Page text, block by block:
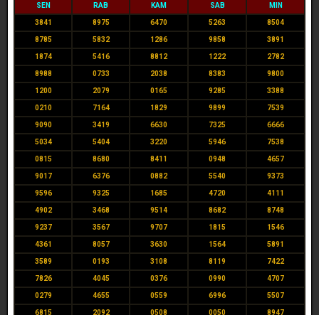
SEN RAB KAM SAB MIN
3841 8975 6470 5263 8504
8785 5832 1286 9858 3891
1874 5416 8812 1222 2782
8988 0733 2038 8383 9800
1200 2079 0165 9285 3388
0210 7164 1829 9899 7539
9090 3419 6630 7325 6666
5034 5404 3220 5946 7538
0815 8680 8411 0948 4657
9017 6376 0882 5540 9373
9596 9325 1685 4720 4111
4902 3468 9514 8682 8748
9237 3567 9707 1815 1546
4361 8057 3630 1564 5891
3589 0193 3108 8119 7422
7826 4045 0376 0990 4707
0279 4655 0559 6996 5507
6815 2092 0508 0050 8947